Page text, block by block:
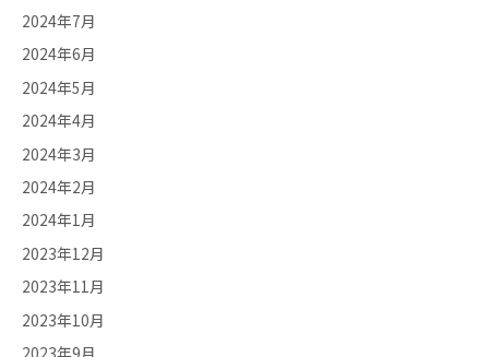
2024年7月
2024年6月
2024年5月
2024年4月
2024年3月
2024年2月
2024年1月
2023年12月
2023年11月
2023年10月
2023年9月